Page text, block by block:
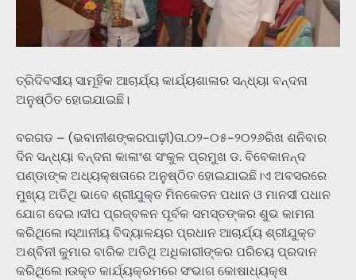
ତ୍ରିଦିବସୀୟ ସାମୂହିକ ଆଚାର୍ଯ୍ୟ କାର୍ଯ୍ୟଶାଳାର ସନ୍ଧ୍ୟା ବନ୍ଦନା
ଅନୁଷ୍ଠିତ ହୋଇଯାଇଛି।
ବରଗଡ – (ଭବାନୀଶଙ୍କରପାଢ଼ୀ)ତା.୦୨-୦୫-୨୦୨୬ରିଖ ଶନିବାର
ଦିନ ସନ୍ଧ୍ୟା ବନ୍ଦନା କାଳାଂଶ ସଂକୁଳ ପ୍ରମୁଖ ଡ. ବିବେକାନନ୍ଦ
ପଣ୍ଡାଙ୍କ ଅଧ୍ୟକ୍ଷତାରେ ଅନୁଷ୍ଠିତ ହୋଇଯାଇଛି।ଏ ଅବସରରେ
ମୁଖ୍ୟ ଅତିଥି ଭାବେ ଶ୍ରୀଯୁକ୍ତ ମିନକେତନ ପଧାନ ଓ ମାନସୀ ପଧାନ
ଯୋଗ ଦେଇ।ଦୀପ ପ୍ରଜ୍ବଳନ ପୂର୍ବକ ସମସ୍ତଙ୍କର ଶୁଭ କାମନା
କରିଥିଲେ।ସ୍ଥାନୀୟ ବିଦ୍ୟାଳୟର ପ୍ରଧାନ ଆଚାର୍ଯ୍ୟ ଶ୍ରୀଯୁକ୍ତ
ଅଶ୍ବିନୀ କୁମାର ବାରିକ ଅତିଥି ଅଧିକାରୀଙ୍କର ପରିଚୟ ପ୍ରଦାନ
କରିଥିଲେ।ଉକ୍ତ କାର୍ଯ୍ୟକ୍ରମରେ ସଂଭାଗ କୋଷାଧ୍ୟକ୍ଷ